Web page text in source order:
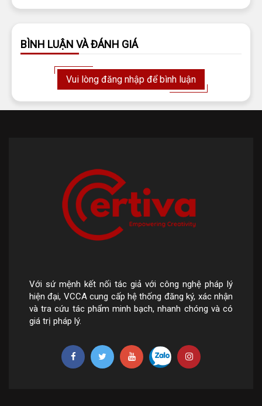
BÌNH LUẬN VÀ ĐÁNH GIÁ
Vui lòng đăng nhập để bình luận
Với sứ mệnh kết nối tác giả với công nghệ pháp lý
hiện đại, VCCA cung cấp hệ thống đăng ký, xác nhận
và tra cứu tác phẩm minh bạch, nhanh chóng và có
giá trị pháp lý.